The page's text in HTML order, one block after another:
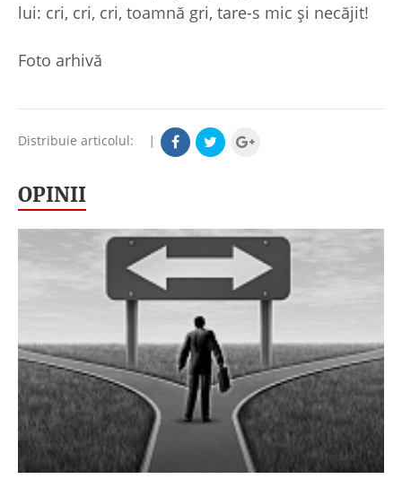
lui: cri, cri, cri, toamnă gri, tare-s mic şi necăjit!
Foto arhivă
Distribuie articolul: |
OPINII